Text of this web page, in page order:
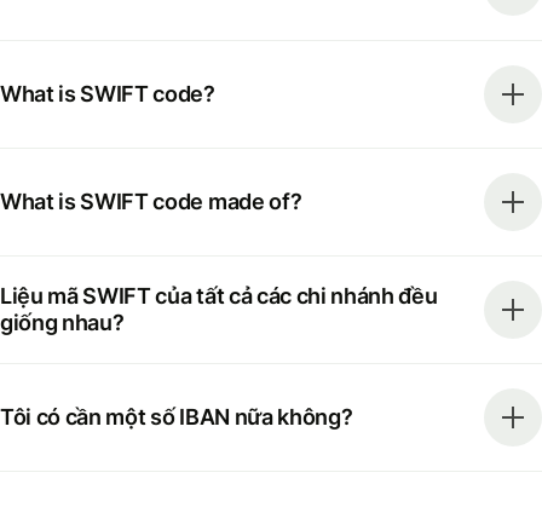
What is SWIFT code?
What is SWIFT code made of?
Liệu mã SWIFT của tất cả các chi nhánh đều
giống nhau?
Tôi có cần một số IBAN nữa không?